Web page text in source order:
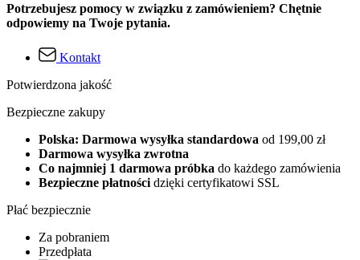
Potrzebujesz pomocy w związku z zamówieniem? Chętnie
odpowiemy na Twoje pytania.
Kontakt
Potwierdzona jakość
Bezpieczne zakupy
Polska: Darmowa wysyłka standardowa od 199,00 zł
Darmowa wysyłka zwrotna
Co najmniej 1 darmowa próbka do każdego zamówienia
Bezpieczne płatności dzięki certyfikatowi SSL
Płać bezpiecznie
Za pobraniem
Przedpłata